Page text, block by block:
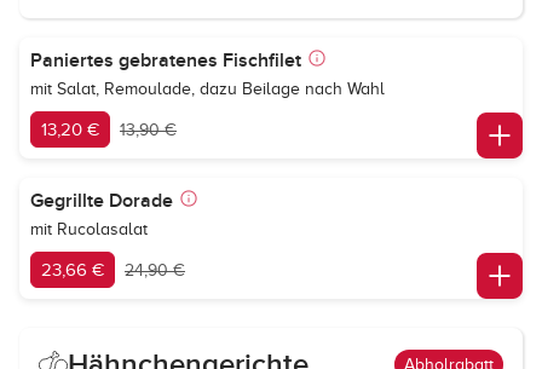
Paniertes gebratenes Fischfilet
mit Salat, Remoulade, dazu Beilage nach Wahl
13,20 € 13,90 €
Gegrillte Dorade
mit Rucolasalat
23,66 € 24,90 €
Abholrabatt